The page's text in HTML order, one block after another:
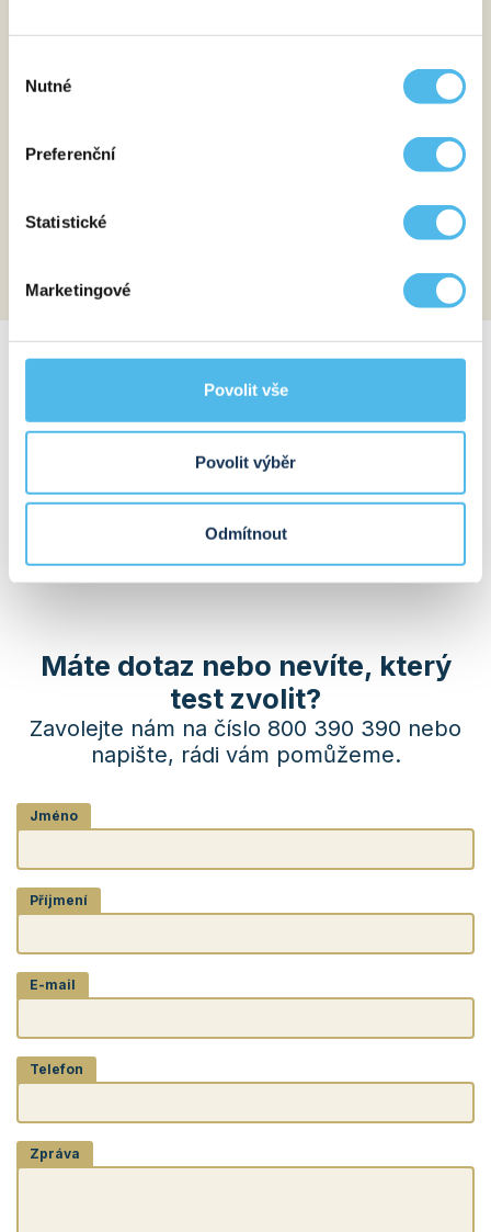
souhlasu
Nutné
Preferenční
Statistické
Marketingové
Povolit vše
Povolit výběr
Odmítnout
Dostavíte se na odběr krve.
nejmodernějších metod a technologií analýzu
získaného vzorku.
4 Výsledek
CO PŘESNĚ TEST VYHODNOCUJE?
HORMONY ŠTÍTNÉ ŽLÁZY
Máte dotaz nebo nevíte, který
test zvolit?
Zavolejte nám na číslo 800 390 390 nebo
napište, rádi vám pomůžeme.
Jméno
Příjmení
E-mail
Telefon
Zpráva